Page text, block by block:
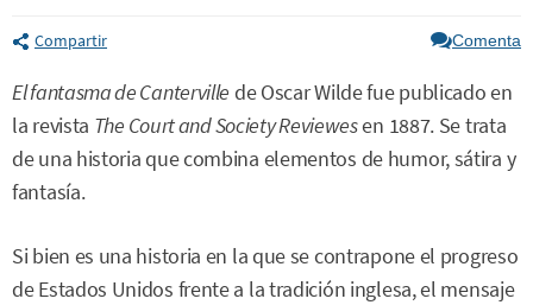
Compartir Comenta
El fantasma de Canterville de Oscar Wilde fue publicado en
la revista The Court and Society Reviewesen 1887. Se trata
de una historia que combina elementos de humor, sátira y
fantasía.
Si bien es una historia en la que se contrapone el progreso
de Estados Unidos frente a la tradición inglesa, el mensaje